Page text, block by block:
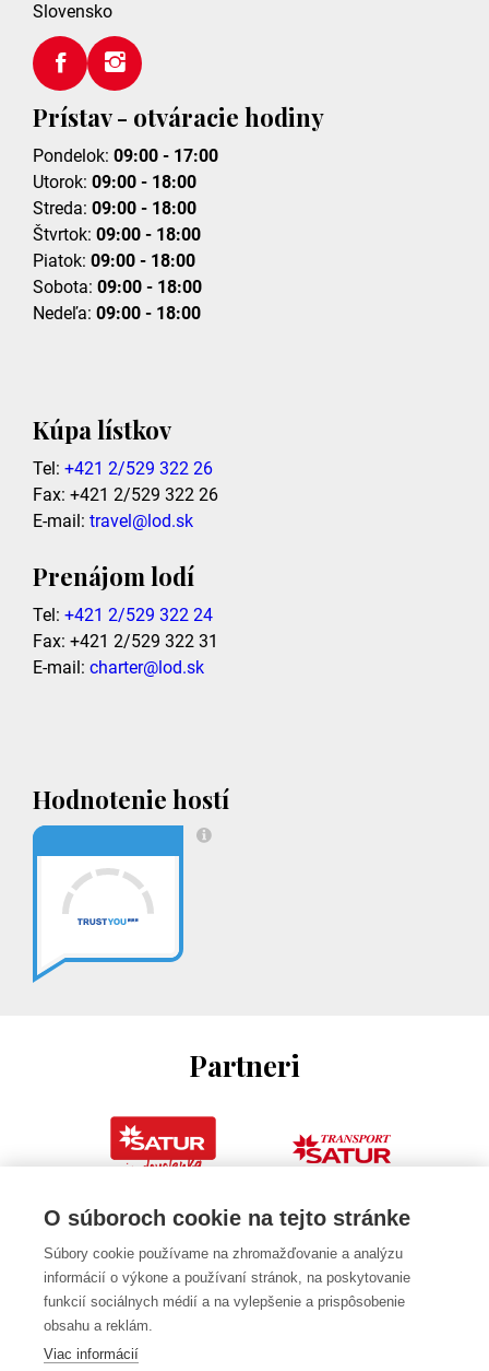
Slovensko
Prístav - otváracie hodiny
Pondelok: 09:00 - 17:00
Utorok: 09:00 - 18:00
Streda: 09:00 - 18:00
Štvrtok: 09:00 - 18:00
Piatok: 09:00 - 18:00
Sobota: 09:00 - 18:00
Nedeľa: 09:00 - 18:00
Kúpa lístkov
Tel: +421 2/529 322 26
Fax: +421 2/529 322 26
E-mail: travel@lod.sk
Prenájom lodí
Tel: +421 2/529 322 24
Fax: +421 2/529 322 31
E-mail: charter@lod.sk
Hodnotenie hostí
Partneri
O súboroch cookie na tejto stránke
Súbory cookie používame na zhromažďovanie a analýzu
informácií o výkone a používaní stránok, na poskytovanie
funkcií sociálnych médií a na vylepšenie a prispôsobenie
obsahu a reklám.
Viac informácií